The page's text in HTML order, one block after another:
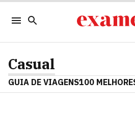
Casual
GUIA DE VIAGENS100